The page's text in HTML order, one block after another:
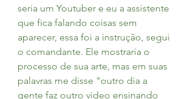
seria um Youtuber e eu a assistente
que fica falando coisas sem
aparecer, essa foi a instrução, segui
o comandante. Ele mostraria o
processo de sua arte, mas em suas
palavras me disse "outro dia a
gente faz outro video ensinando